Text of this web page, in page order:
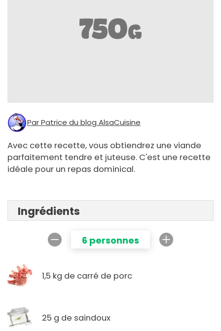
Par Patrice du blog AlsaCuisine
Avec cette recette, vous obtiendrez une viande
parfaitement tendre et juteuse. C'est une recette
idéale pour un repas dominical.
Ingrédients
6 personnes
1,5 kg de carré de porc
25 g de saindoux